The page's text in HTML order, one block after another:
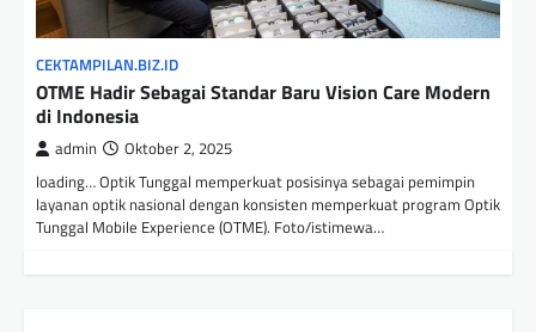
CEKTAMPILAN.BIZ.ID
OTME Hadir Sebagai Standar Baru Vision Care Modern
di Indonesia
admin Oktober 2, 2025
loading… Optik Tunggal memperkuat posisinya sebagai pemimpin
layanan optik nasional dengan konsisten memperkuat program Optik
Tunggal Mobile Experience (OTME). Foto/istimewa…